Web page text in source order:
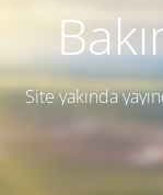
Site yakında